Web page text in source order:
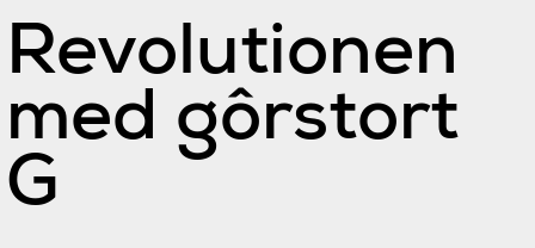
Revolutionen
med gôrstort
G